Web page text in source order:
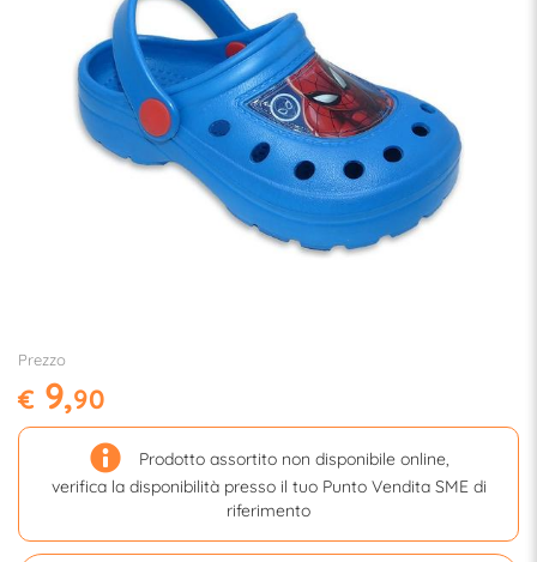
Prezzo
€ 9,90
Prodotto assortito non disponibile online,
verifica la disponibilità presso il tuo Punto Vendita SME di
riferimento